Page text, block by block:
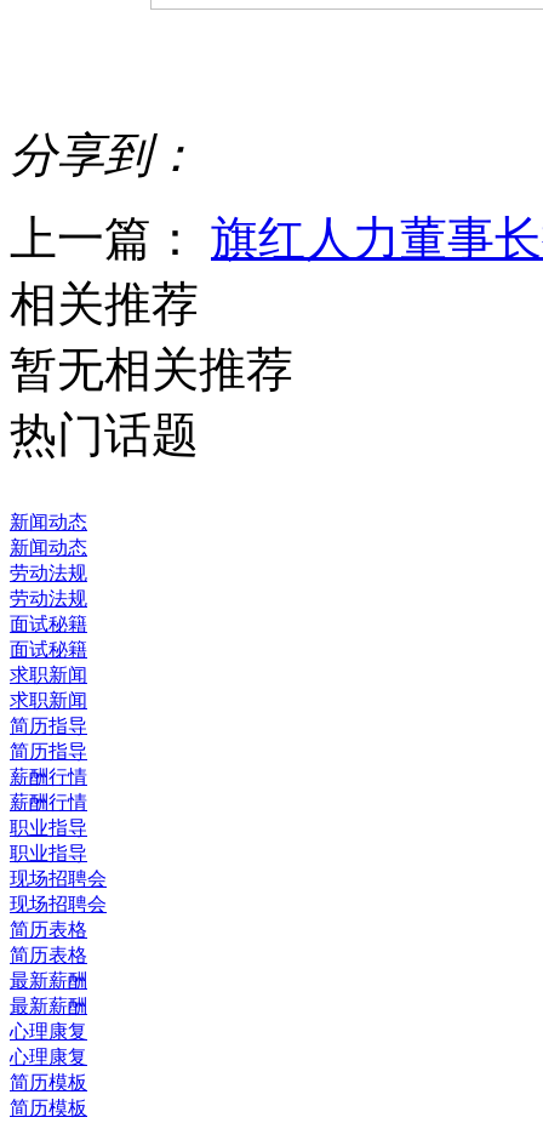
分享到：
上一篇： 旗红人力董事
相关推荐
暂无相关推荐
热门话题
新闻动态
新闻动态
劳动法规
劳动法规
面试秘籍
面试秘籍
求职新闻
求职新闻
简历指导
简历指导
薪酬行情
薪酬行情
职业指导
职业指导
现场招聘会
现场招聘会
简历表格
简历表格
最新薪酬
最新薪酬
心理康复
心理康复
简历模板
简历模板